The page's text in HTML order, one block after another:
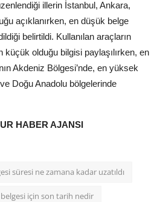
illerin İstanbul, Ankara,
açıklanırken, en düşük belge
belirtildi. Kullanılan araçların
küçük olduğu bilgisi paylaşılırken, en
Akdeniz Bölgesi’nde, en yüksek
Doğu Anadolu bölgelerinde
HABER AJANSI
süresi ne zamana kadar uzatıldı
için son tarih nedir